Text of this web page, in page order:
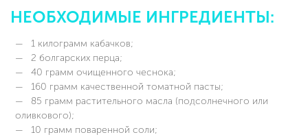
НЕОБХОДИМЫЕ ИНГРЕДИЕНТЫ:
1 килограмм кабачков;
2 болгарских перца;
40 грамм очищенного чеснока;
160 грамм качественной томатной пасты;
85 грамм растительного масла (подсолнечного или
оливкового);
10 грамм поваренной соли;